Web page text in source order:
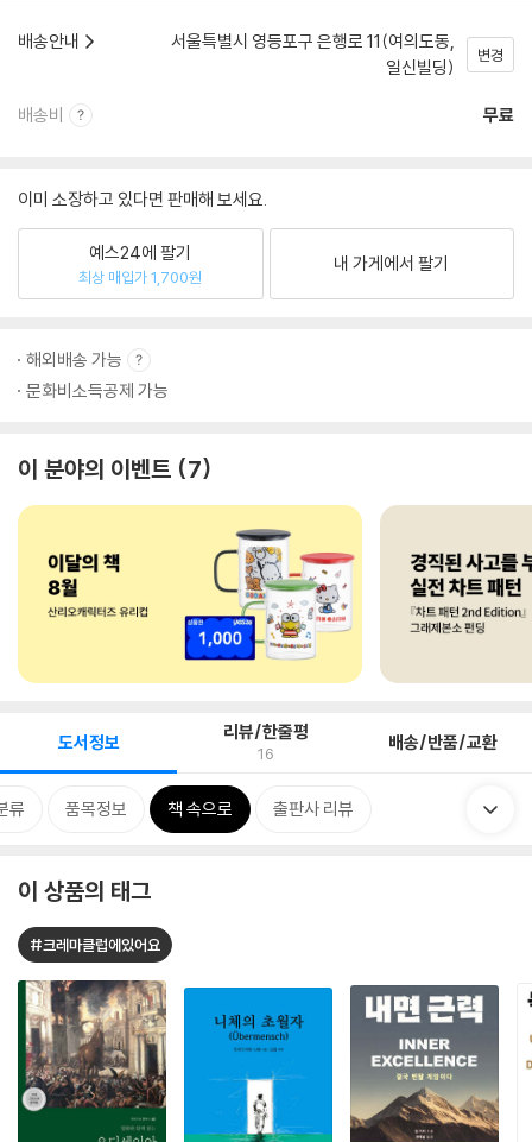
배송안내
서울특별시 영등포구 은행로 11(여의도동,
일신빌딩)
변경
배송비 무료
이미 소장하고 있다면 판매해 보세요.
예스24에 팔기
최상 매입가 1,700원
내 가게에서 팔기
해외배송 가능
문화비소득공제 가능
이 분야의 이벤트 7
도서정보 리뷰/한줄평
16 배송/반품/교환
류 품목정보 책 속으로 출판사 리뷰
이 상품의 태그
#크레마클럽에있어요